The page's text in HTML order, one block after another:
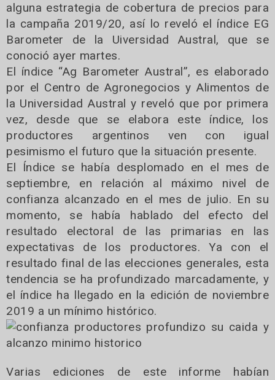
alguna estrategia de cobertura de precios para
la campaña 2019/20, así lo reveló el índice EG
Barometer de la Uiversidad Austral, que se
conoció ayer martes.
El índice “Ag Barometer Austral”, es elaborado
por el Centro de Agronegocios y Alimentos de
la Universidad Austral y reveló que por primera
vez, desde que se elabora este índice, los
productores argentinos ven con igual
pesimismo el futuro que la situación presente.
El Índice se había desplomado en el mes de
septiembre, en relación al máximo nivel de
confianza alcanzado en el mes de julio. En su
momento, se había hablado del efecto del
resultado electoral de las primarias en las
expectativas de los productores. Ya con el
resultado final de las elecciones generales, esta
tendencia se ha profundizado marcadamente, y
el índice ha llegado en la edición de noviembre
2019 a un mínimo histórico.
Varias ediciones de este informe habían